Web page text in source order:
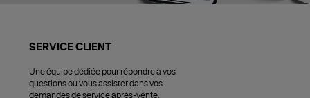
SERVICE CLIENT
Une équipe dédiée pour répondre à vos
questions ou vous assister dans vos
demandes de service après-vente.